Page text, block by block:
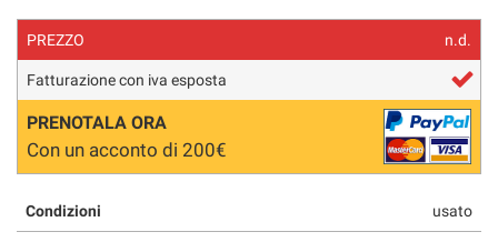
PREZZO n.d.
Fatturazione con iva esposta
PRENOTALA ORA
Con un acconto di 200€
Condizioni usato
e
le
attività
di
seguito
ottenere
maggiori